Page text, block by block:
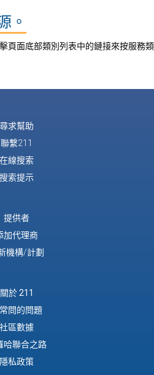
。
頁面底部類別列表中的鏈接來按服務類
尋求幫助
聯繫211
在線搜索
搜索提示
提供者
加代理商
機構/計劃
關於 211
問的問題
社區數據
哈聯合之路
隱私政策